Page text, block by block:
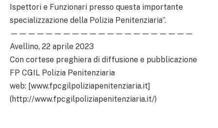
Ispettori e Funzionari presso questa importante
specializzazione della Polizia Penitenziaria”.
—————————————————————
Avellino, 22 aprile 2023
Con cortese preghiera di diffusione e pubblicazione
FP CGIL Polizia Penitenziaria
web: [www.fpcgilpoliziapenitenziaria.it]
(http://www.fpcgilpoliziapenitenziaria.it/)